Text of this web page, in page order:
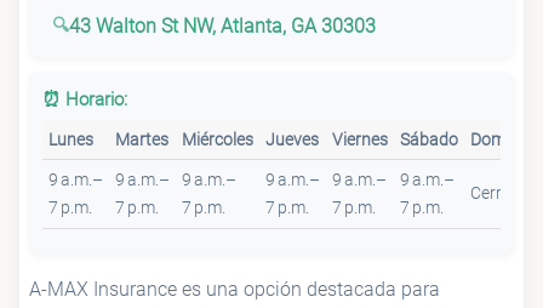
43 Walton St NW, Atlanta, GA 30303
⏰ Horario:
Lunes Martes Miércoles Jueves Viernes Sábado Domingo
9 a.m.–
7 p.m.
9 a.m.–
7 p.m.
9 a.m.–
7 p.m.
9 a.m.–
7 p.m.
9 a.m.–
7 p.m.
9 a.m.–
7 p.m.
Cerrado
A-MAX Insurance es una opción destacada para